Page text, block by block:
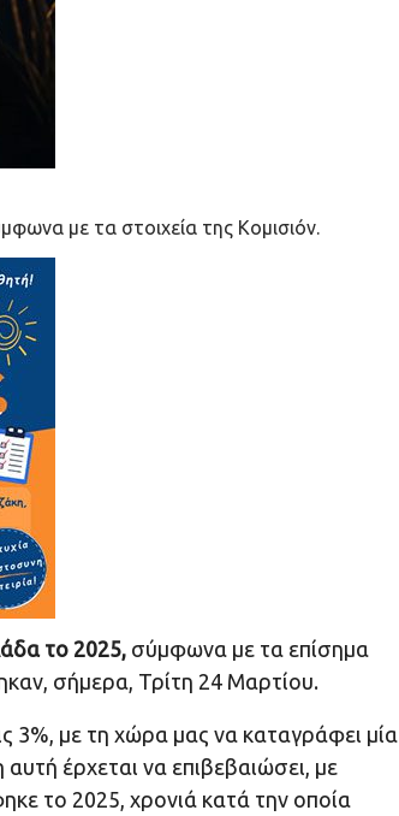
με τα στοιχεία της Κομισιόν.
το 2025, σύμφωνα με τα επίσημα
σήμερα, Τρίτη 24 Μαρτίου.
3%, με τη χώρα μας να καταγράφει μία
έρχεται να επιβεβαιώσει, με
το 2025, χρονιά κατά την οποία